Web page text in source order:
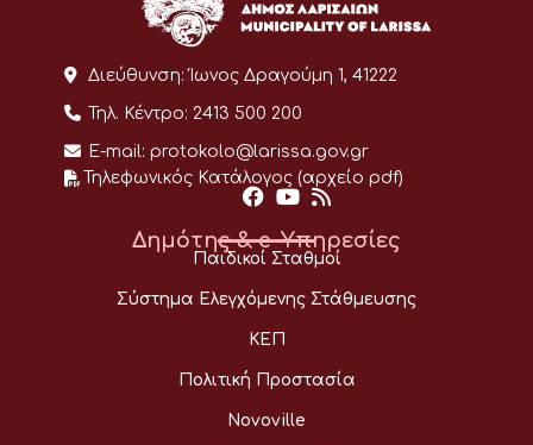
Διεύθυνση: Ίωνος Δραγούμη 1, 41222
Τηλ. Κέντρο: 2413 500 200
E-mail: protokolo@larissa.gov.gr
Τηλεφωνικός Κατάλογος (αρχείο pdf)
Δημότης & e-Υπηρεσίες
Παιδικοί Σταθμοί
Σύστημα Ελεγχόμενης Στάθμευσης
ΚΕΠ
Πολιτική Προστασία
Novoville